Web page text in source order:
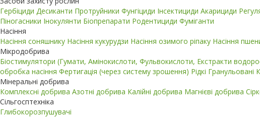
Гербіциди Десиканти Протруйники Фунгіциди Інсектициди Акарициди
Піногасники Інокулянти Біопрепарати Родентициди Фуміганти
Насіння
Насіння соняшнику Насіння кукурудзи Насіння озимого ріпаку Насіння
Мікродобрива
Біостимулятори (Гумати, Амінокислоти, Фульвокислоти, Екстракти
обробка насіння Фертигація (через систему зрошення) Рідкі Гранульовані
Мінеральні добрива
Комплексні добрива Азотні добрива Калійні добрива Магнієві добрива
Сільгосптехніка
Глибокорозпушувачі